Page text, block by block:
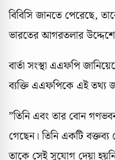
বিবিসি জানতে পেরেছে,
ভারতের আগরতলার
বার্তা সংস্থা এএফপি
ব্যক্তি এএফপিকে এই তথ্য
”তিনি এবং তার বোন
গেছেন। তিনি একটি
তাকে সেই সুযোগ দেয়া